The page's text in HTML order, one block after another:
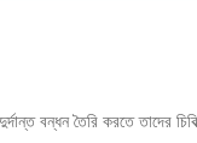
বন্ধন তৈরি করতে তাদের